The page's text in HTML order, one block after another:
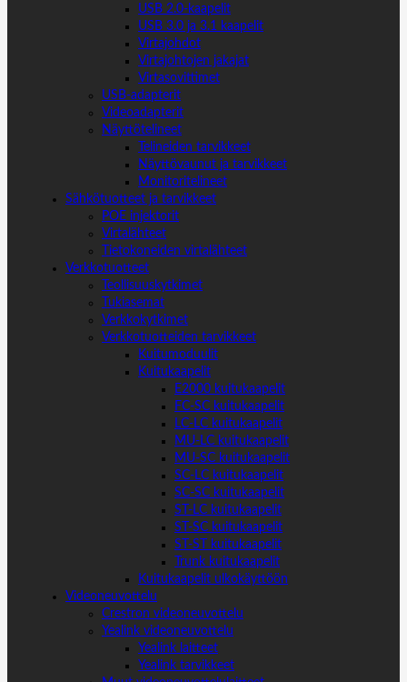
USB 2.0-kaapelit
USB 3.0 ja 3.1 kaapelit
Virtajohdot
Virtajohtojen jakajat
Virtasovittimet
USB-adapterit
Videoadapterit
Näyttötelineet
Telineiden tarvikkeet
Näyttövaunut ja tarvikkeet
Monitoritelineet
Sähkötuotteet ja tarvikkeet
POE injektorit
Virtalähteet
Tietokoneiden virtalähteet
Verkkotuotteet
Teollisuuskytkimet
Tukiasemat
Verkkokytkimet
Verkkotuotteiden tarvikkeet
Kuitumoduulit
Kuitukaapelit
E2000 kuitukaapelit
FC-SC kuitukaapelit
LC-LC kuitukaapelit
MU-LC kuitukaapelit
MU-SC kuitukaapelit
SC-LC kuitukaapelit
SC-SC kuitukaapelit
ST-LC kuitukaapelit
ST-SC kuitukaapelit
ST-ST kuitukaapelit
Trunk kuitukaapelit
Kuitukaapelit ulkokäyttöön
Videoneuvottelu
Crestron videoneuvottelu
Yealink videoneuvottelu
Yealink laitteet
Yealink tarvikkeet